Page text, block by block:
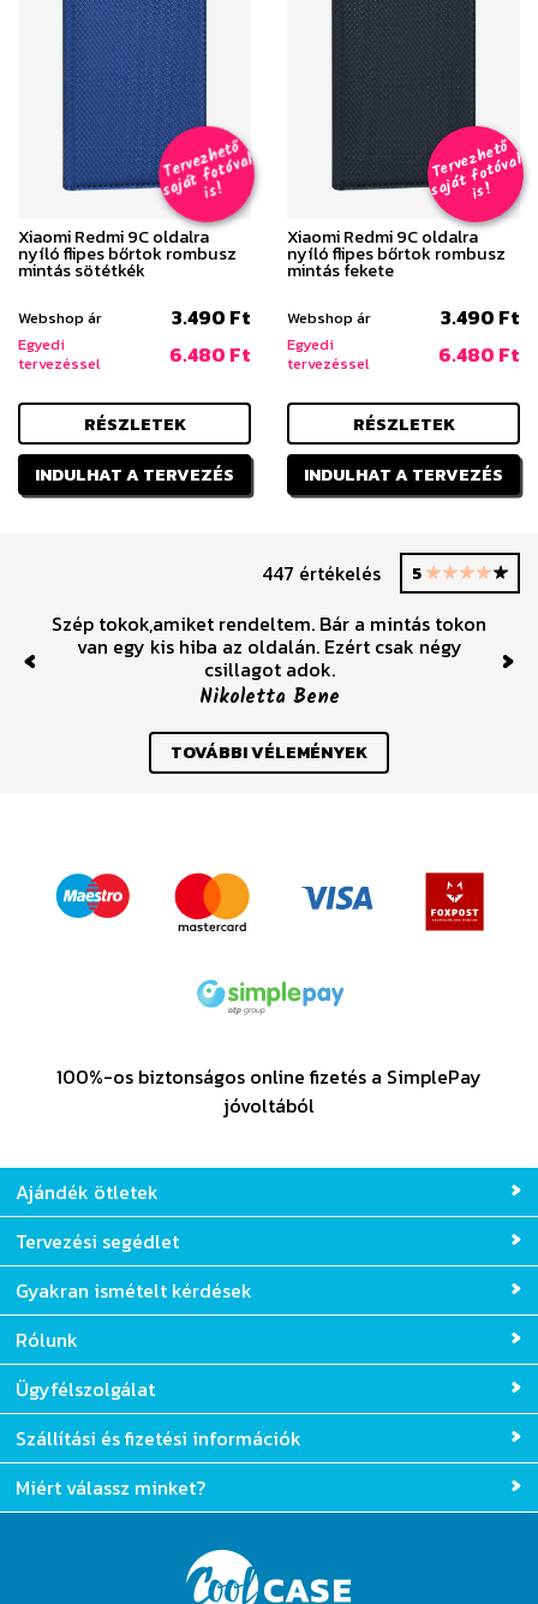
T
er
v
e
z
h
e
t
ő
s
aj
á
t
f
o
t
ó
v
al
i
s
!
Xiaomi Redmi 9C oldalra
nyíló flipes bőrtok rombusz
mintás sötétkék
Webshop ár 3.490 Ft
Egyedi
tervezéssel
6.480 Ft
RÉSZLETEK
INDULHAT A TERVEZÉS
T
er
v
e
z
h
e
t
ő
s
aj
á
t
f
o
t
ó
v
al
i
s
!
Xiaomi Redmi 9C oldalra
nyíló flipes bőrtok rombusz
mintás fekete
Webshop ár 3.490 Ft
Egyedi
tervezéssel
6.480 Ft
RÉSZLETEK
INDULHAT A TERVEZÉS
447 értékelés 5
Szép tokok,amiket rendeltem. Bár a mintás tokon
van egy kis hiba az oldalán. Ezért csak négy
csillagot adok.
Nikoletta Bene
Previous
TOVÁBBI VÉLEMÉNYEK
100%-os biztonságos online fizetés a SimplePay
jóvoltából
Ajándék ötletek
Tervezési segédlet
Gyakran ismételt kérdések
Rólunk
Ügyfélszolgálat
Szállítási és fizetési információk
Miért válassz minket?